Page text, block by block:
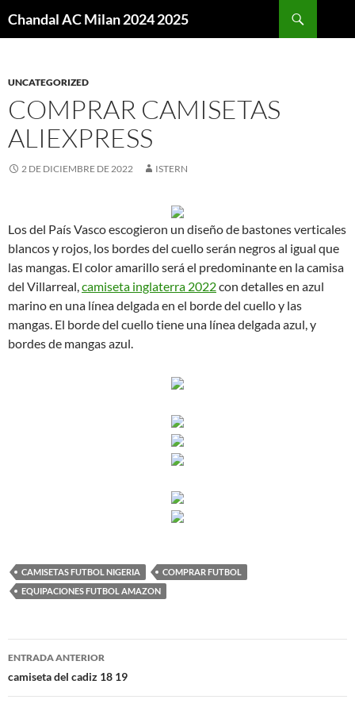
Chandal AC Milan 2024 2025
UNCATEGORIZED
COMPRAR CAMISETAS
ALIEXPRESS
2 DE DICIEMBRE DE 2022 ISTERN
Los del País Vasco escogieron un diseño de bastones verticales
blancos y rojos, los bordes del cuello serán negros al igual que
las mangas. El color amarillo será el predominante en la camisa
del Villarreal,camiseta inglaterra 2022con detalles en azul
marino en una línea delgada en el borde del cuello y las
mangas. El borde del cuello tiene una línea delgada azul, y
bordes de mangas azul.
CAMISETAS FUTBOL NIGERIA
COMPRAR FUTBOL
EQUIPACIONES FUTBOL AMAZON
Navegación
de
ENTRADA ANTERIOR
camiseta del cadiz 18 19